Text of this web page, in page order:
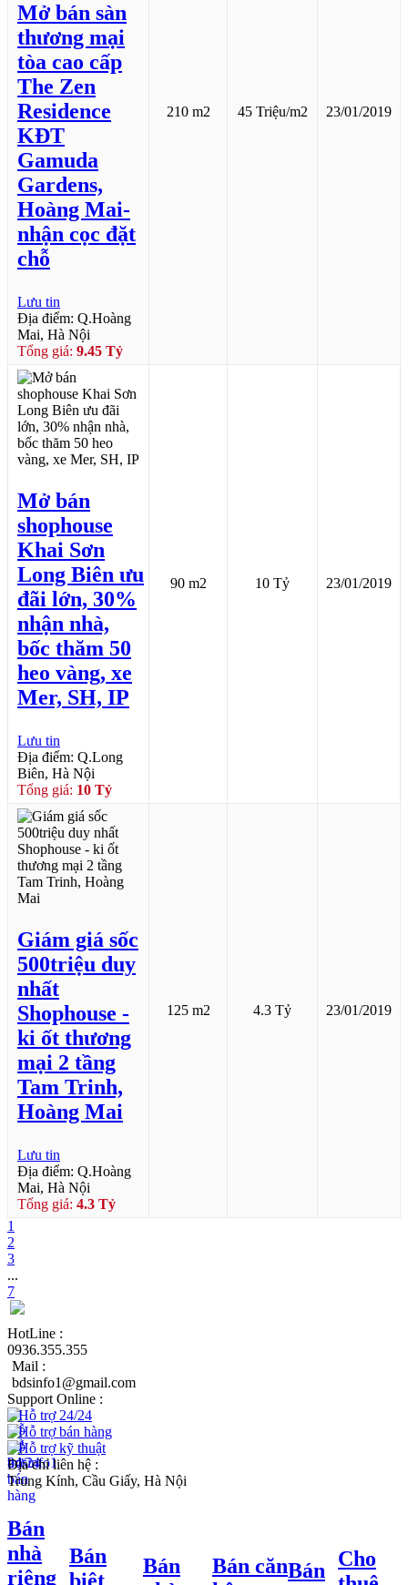
Mở bán sàn
thương mại
tòa cao cấp
The Zen
Residence
KĐT
Gamuda
Gardens,
Hoàng Mai-
nhận cọc đặt
chỗ
Lưu tin
Địa điểm: Q.Hoàng
Mai, Hà Nội
Tổng giá: 9.45 Tỷ
210 m2 45 Triệu/m2 23/01/2019
Mở bán
shophouse
Khai Sơn
Long Biên ưu
đãi lớn, 30%
nhận nhà,
bốc thăm 50
heo vàng, xe
Mer, SH, IP
Lưu tin
Địa điểm: Q.Long
Biên, Hà Nội
Tổng giá: 10 Tỷ
90 m2 10 Tỷ 23/01/2019
Giám giá sốc
500triệu duy
nhất
Shophouse -
ki ốt thương
mại 2 tầng
Tam Trinh,
Hoàng Mai
Lưu tin
Địa điểm: Q.Hoàng
Mai, Hà Nội
Tổng giá: 4.3 Tỷ
125 m2 4.3 Tỷ 23/01/2019
1
2
3
...
7
HotLine :
0936.355.355
Mail :
bdsinfo1@gmail.com
Support Online :
Hỗ trợ 24/24
Hỗ trợ bán hàng
Hỗ trợ kỹ thuật
Địa chỉ liên hệ :
Trung Kính, Cầu Giấy, Hà Nội
Bán
nhà
riêng
Bán
Bán
Bán cănBán
Cho